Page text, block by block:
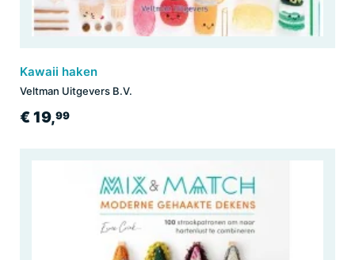
Kawaii haken
Veltman Uitgevers B.V.
€ 19,99